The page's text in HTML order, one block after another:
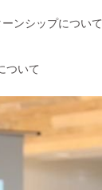
ンシップについて
ついて